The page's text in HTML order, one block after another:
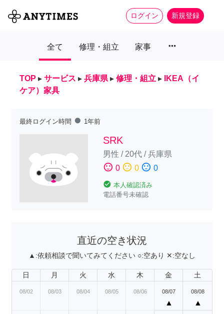
ログイン 新規登録
全て 修理・組立 家事 more_horiz
TOP ▸ サービス ▸ 兵庫県 ▸ 修理・組立 ▸
IKEA（イ
ケア）家具
最終ログイン時間 fiber_manual_record 1年前
SRK
男性 / 20代/兵庫県
sentiment_satisfied 0 sentiment_neutral 0 sentiment_dissatisfied 0
check_circle 本人確認済み
電話番号未確認
直近の空き状況
▲:依頼相談で聞いてみてください ○:空あり ✕:空なし
日 月 火 水 木 金 土
08/02 08/03 08/04 08/05 08/06 08/07
▲
08/08
▲